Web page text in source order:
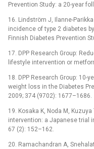
Prevention Study: a 20-year
16. Lindström J, Ilanne-
incidence of type 2 diabetes
Finnish Diabetes Prevention
17. DPP Research Group:
lifestyle intervention or
18. DPP Research Group: 10-
weight loss in the Diabetes
2009; 374 (9702): 1677–1686.
19. Kosaka K, Noda M,
intervention: a Japanese trial
67 (2): 152–162.
20. Ramachandran A,